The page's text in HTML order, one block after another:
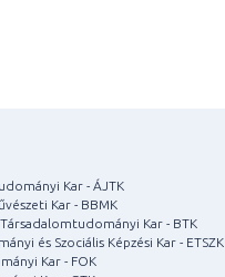
Kar - ÁJTK
Kar - BBMK
Kar - BTK
és Szociális Képzési Kar - ETSZK
Kar - FOK